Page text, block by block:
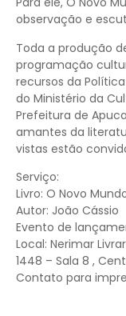
observação e
Toda a produção
programação
recursos da
do Ministério da
Prefeitura de
amantes da
vistas estão
Serviço:
Livro: O Novo
Autor: João Cássio
Evento de
Local: Nerimar
1448 – Sala 8 ,
Contato para